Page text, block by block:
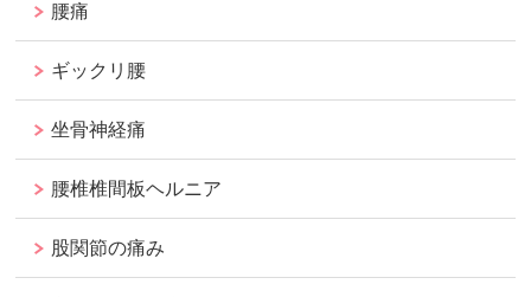
腰痛
ギックリ腰
坐骨神経痛
腰椎椎間板ヘルニア
股関節の痛み